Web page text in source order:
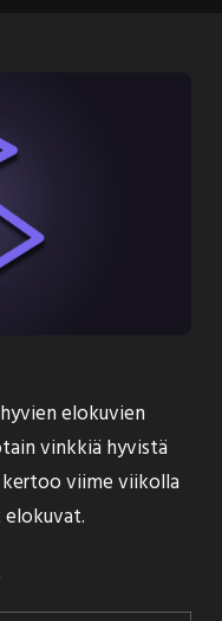
elokuvien
vinkkiä hyvistä
viime viikolla